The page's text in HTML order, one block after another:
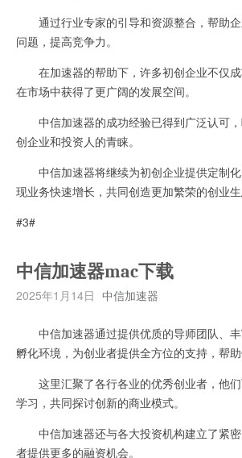
通过行业专家的引导和资源整合，帮助企
问题，提高竞争力。
在加速器的帮助下，许多初创企业不仅成
在市场中获得了更广阔的发展空间。
中信加速器的成功经验已得到广泛认可，
创企业和投资人的青睐。
中信加速器将继续为初创企业提供定制化
现业务快速增长，共同创造更加繁荣的创业生
#3#
中信加速器mac下载
2025年1月14日 中信加速器
中信加速器通过提供优质的导师团队、丰
孵化环境，为创业者提供全方位的支持，帮助
这里汇聚了各行各业的优秀创业者，他们
学习，共同探讨创新的商业模式。
中信加速器还与各大投资机构建立了紧密
者提供更多的融资机会。